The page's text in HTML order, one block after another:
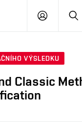
PŘIHLÁSIT
VÝSLEDKU
Classic